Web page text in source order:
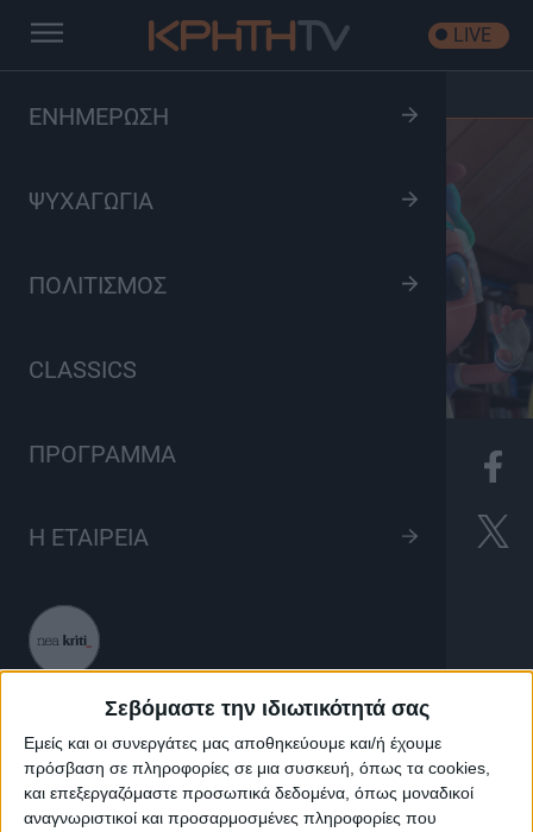
Σεβόμαστε την ιδιωτικότητά σας
Εμείς και οι συνεργάτες μας αποθηκεύουμε και/ή έχουμε
πρόσβαση σε πληροφορίες σε μια συσκευή, όπως τα cookies,
και επεξεργαζόμαστε προσωπικά δεδομένα, όπως μοναδικοί
αναγνωριστικοί και προσαρμοσμένες πληροφορίες που
ΕΝΗΜΕΡΩΣΗ
ΨΥΧΑΓΩΓΙΑ
ΠΟΛΙΤΙΣΜΟΣ
CLASSICS
ΠΡΟΓΡΑΜΜΑ
Η ΕΤΑΙΡΕΙΑ
LIVE
K Παιδικό Πρόγραμμα
Τάτα ο Εξωγήινος
Τάτα ο Εξωγήινος